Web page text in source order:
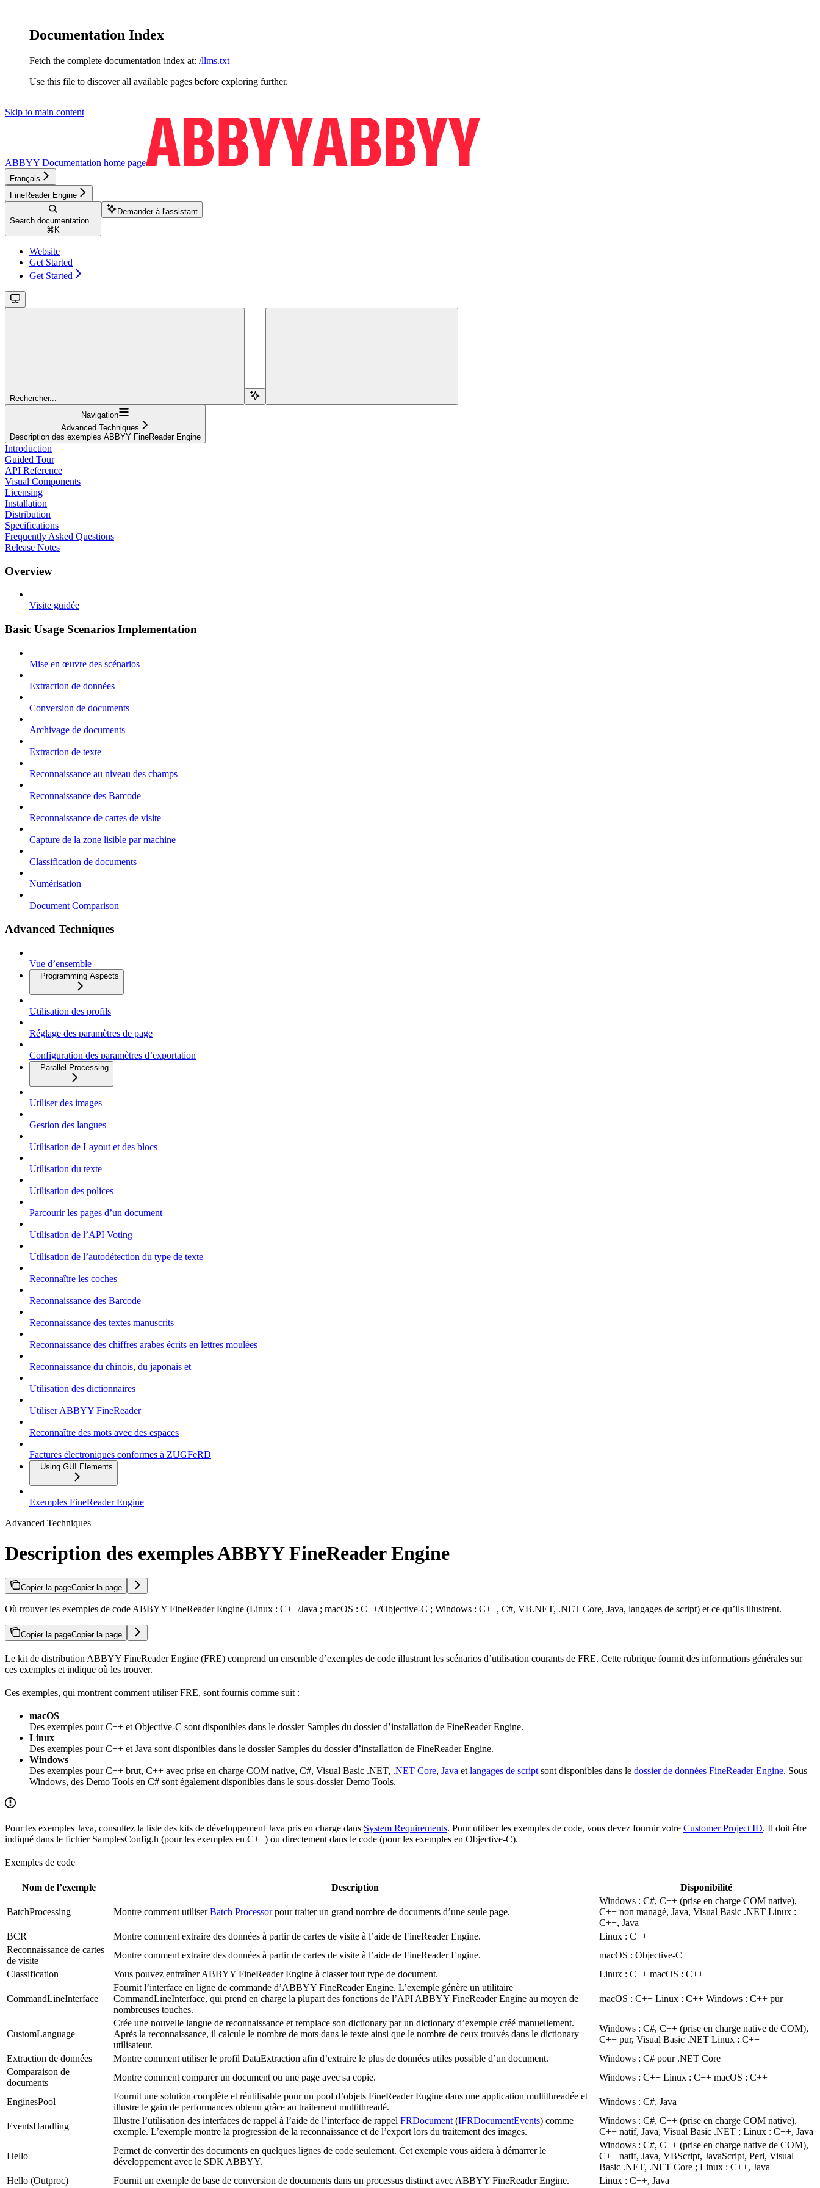
Documentation Index
Fetch the complete documentation index at: /llms.txt
Use this file to discover all available pages before exploring further.
Skip to main content
ABBYY Documentation home page
Français
FineReader Engine
Search documentation...
⌘ K
Demander à l'assistant
Website
Get Started
Get Started
Rechercher...
Navigation
Advanced Techniques
Description des exemples ABBYY FineReader Engine
Introduction
Guided Tour
API Reference
Visual Components
Licensing
Installation
Distribution
Specifications
Frequently Asked Questions
Release Notes
Overview
Visite guidée
Basic Usage Scenarios Implementation
Mise en œuvre des scénarios
Extraction de données
Conversion de documents
Archivage de documents
Extraction de texte
Reconnaissance au niveau des champs
Reconnaissance des Barcode
Reconnaissance de cartes de visite
Capture de la zone lisible par machine
Classification de documents
Numérisation
Document Comparison
Advanced Techniques
Vue d’ensemble
Programming Aspects
Utilisation des profils
Réglage des paramètres de page
Configuration des paramètres d’exportation
Parallel Processing
Utiliser des images
Gestion des langues
Utilisation de Layout et des blocs
Utilisation du texte
Utilisation des polices
Parcourir les pages d’un document
Utilisation de l’API Voting
Utilisation de l’autodétection du type de texte
Reconnaître les coches
Reconnaissance des Barcode
Reconnaissance des textes manuscrits
Reconnaissance des chiffres arabes écrits en lettres moulées
Reconnaissance du chinois, du japonais et
Utilisation des dictionnaires
Utiliser ABBYY FineReader
Reconnaître des mots avec des espaces
Factures électroniques conformes à ZUGFeRD
Using GUI Elements
Exemples FineReader Engine
Advanced Techniques
Description des exemples ABBYY FineReader Engine
Copier la pageCopier la page
Où trouver les exemples de code ABBYY FineReader Engine (Linux : C++/Java ; macOS : C++/Objective-C ; Windows : C++, C#, VB.NET, .NET Core, Java, langages de script) et ce qu’ils illustrent.
Copier la pageCopier la page
Le kit de distribution ABBYY FineReader Engine (FRE) comprend un ensemble d’exemples de code illustrant les scénarios d’utilisation courants de FRE. Cette rubrique fournit des informations générales sur
ces exemples et indique où les trouver.
Ces exemples, qui montrent comment utiliser FRE, sont fournis comme suit :
macOS
Des exemples pour C++ et Objective-C sont disponibles dans le dossier Samples du dossier d’installation de FineReader Engine.
Linux
Des exemples pour C++ et Java sont disponibles dans le dossier Samples du dossier d’installation de FineReader Engine.
Windows
Des exemples pour C++ brut, C++ avec prise en charge COM native, C#, Visual Basic .NET, .NET Core, Java et langages de script sont disponibles dans le dossier de données FineReader Engine. Sous
Windows, des Demo Tools en C# sont également disponibles dans le sous-dossier Demo Tools.
Pour les exemples Java, consultez la liste des kits de développement Java pris en charge dans System Requirements. Pour utiliser les exemples de code, vous devez fournir votre Customer Project ID. Il doit être
indiqué dans le fichier SamplesConfig.h (pour les exemples en C++) ou directement dans le code (pour les exemples en Objective-C).
Exemples de code
Nom de l’exemple Description Disponibilité
BatchProcessing Montre comment utiliserBatch Processorpour traiter un grand nombre de documents d’une seule page.
Windows : C#, C++ (prise en charge COM native),
C++ non managé, Java, Visual Basic .NET Linux :
C++, Java
BCR
Montre comment extraire des données à partir de cartes de visite à l’aide de FineReader Engine.
Linux : C++
Reconnaissance de cartes
de visite
Montre comment extraire des données à partir de cartes de visite à l’aide de FineReader Engine.
macOS : Objective-C
Classification
Vous pouvez entraîner ABBYY FineReader Engine à classer tout type de document. Linux : C++ macOS : C++
CommandLineInterface
Fournit l’interface en ligne de commande d’ABBYY FineReader Engine. L’exemple génère un utilitaire
CommandLineInterface, qui prend en charge la plupart des fonctions de l’API ABBYY FineReader Engine au moyen de
nombreuses touches.
macOS : C++ Linux : C++ Windows : C++ pur
CustomLanguage
Crée une nouvelle langue de reconnaissance et remplace son dictionary par un dictionary d’exemple créé manuellement.
Après la reconnaissance, il calcule le nombre de mots dans le texte ainsi que le nombre de ceux trouvés dans le dictionary
utilisateur.
Windows : C#, C++ (prise en charge native de COM),
C++ pur, Visual Basic .NET Linux : C++
Extraction de données
Montre comment utiliser le profil DataExtraction afin d’extraire le plus de données utiles possible d’un document.
Windows : C# pour .NET Core
Comparaison de
documents
Montre comment comparer un document ou une page avec sa copie. Windows : C++ Linux : C++ macOS : C++
EnginesPool
Fournit une solution complète et réutilisable pour un pool d’objets FineReader Engine dans une application multithreadée et
illustre le gain de performances obtenu grâce au traitement multithreadé.
Windows : C#, Java
EventsHandling
Illustre l’utilisation des interfaces de rappel à l’aide de l’interface de rappel FRDocument (IFRDocumentEvents) comme
exemple. L’exemple montre la progression de la reconnaissance et de l’export lors du traitement des images.
Windows : C#, C++ (prise en charge COM native),
C++ natif, Java, Visual Basic .NET ; Linux : C++, Java
Hello
Permet de convertir des documents en quelques lignes de code seulement. Cet exemple vous aidera à démarrer le
développement avec le SDK ABBYY.
Windows : C#, C++ (prise en charge native de COM),
C++ natif, Java, VBScript, JavaScript, Perl, Visual
Basic .NET, .NET Core ; Linux : C++, Java
Hello (Outproc)
Fournit un exemple de base de conversion de documents dans un processus distinct avec ABBYY FineReader Engine. Linux : C++, Java